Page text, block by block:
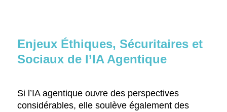
Enjeux Éthiques, Sécuritaires et
Sociaux de l’IA Agentique
Si l’IA agentique ouvre des perspectives
considérables, elle soulève également des